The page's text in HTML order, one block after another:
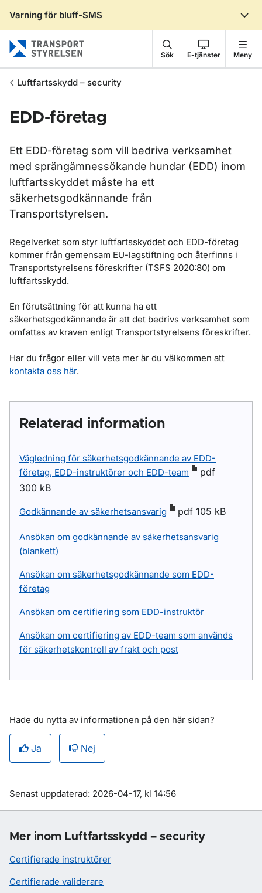
Varning för bluff-SMS
Sök E-tjänster Meny
Luftfartsskydd – security
EDD-företag
Ett EDD-företag som vill bedriva verksamhet
med sprängämnessökande hundar (EDD) inom
luftfartsskyddet måste ha ett
säkerhetsgodkännande från
Transportstyrelsen.
Regelverket som styr luftfartsskyddet och EDD-företag
kommer från gemensam EU-lagstiftning och återfinns i
Transportstyrelsens föreskrifter (TSFS 2020:80) om
luftfartsskydd.
En förutsättning för att kunna ha ett
säkerhetsgodkännande är att det bedrivs verksamhet som
omfattas av kraven enligt Transportstyrelsens föreskrifter.
Har du frågor eller vill veta mer är du välkommen att
kontakta oss här.
Relaterad information
Vägledning för säkerhetsgodkännande av EDD-
företag, EDD-instruktörer och EDD-team
pdf
300 kB
Godkännande av säkerhetsansvarig pdf 105 kB
Ansökan om godkännande av säkerhetsansvarig
(blankett)
Ansökan om säkerhetsgodkännande som EDD-
företag
Ansökan om certifiering som EDD-instruktör
Ansökan om certifiering av EDD-team som används
för säkerhetskontroll av frakt och post
Hade du nytta av informationen på den här sidan?
Ja Nej
Om sidan
Senast uppdaterad: 2026-04-17, kl 14:56
Mer inom Luftfartsskydd – security
Certifierade instruktörer
Certifierade validerare